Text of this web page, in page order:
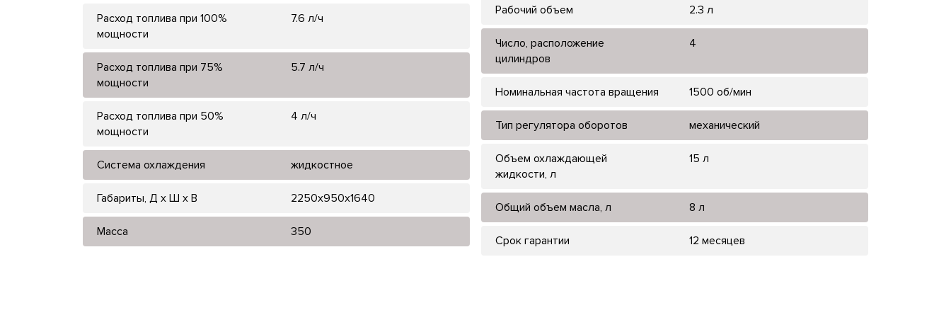
Расход топлива при 100%
мощности
7.6 л/ч
Расход топлива при 75%
мощности
5.7 л/ч
Расход топлива при 50%
мощности
4 л/ч
Система охлаждения жидкостное
Габариты, Д x Ш x В 2250x950x1640
Масса 350
Рабочий объем 2.3 л
Число, расположение
цилиндров
4
Номинальная частота вращения 1500 об/мин
Тип регулятора оборотов механический
Объем охлаждающей
жидкости, л
15 л
Общий объем масла, л 8 л
Срок гарантии 12 месяцев